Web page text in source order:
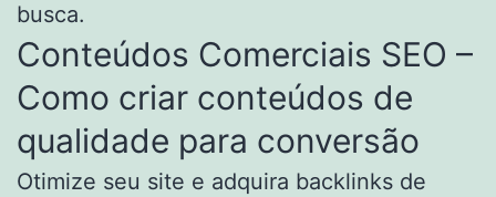
busca.
Conteúdos Comerciais SEO –
Como criar conteúdos de
qualidade para conversão
Otimize seu site e adquira backlinks de